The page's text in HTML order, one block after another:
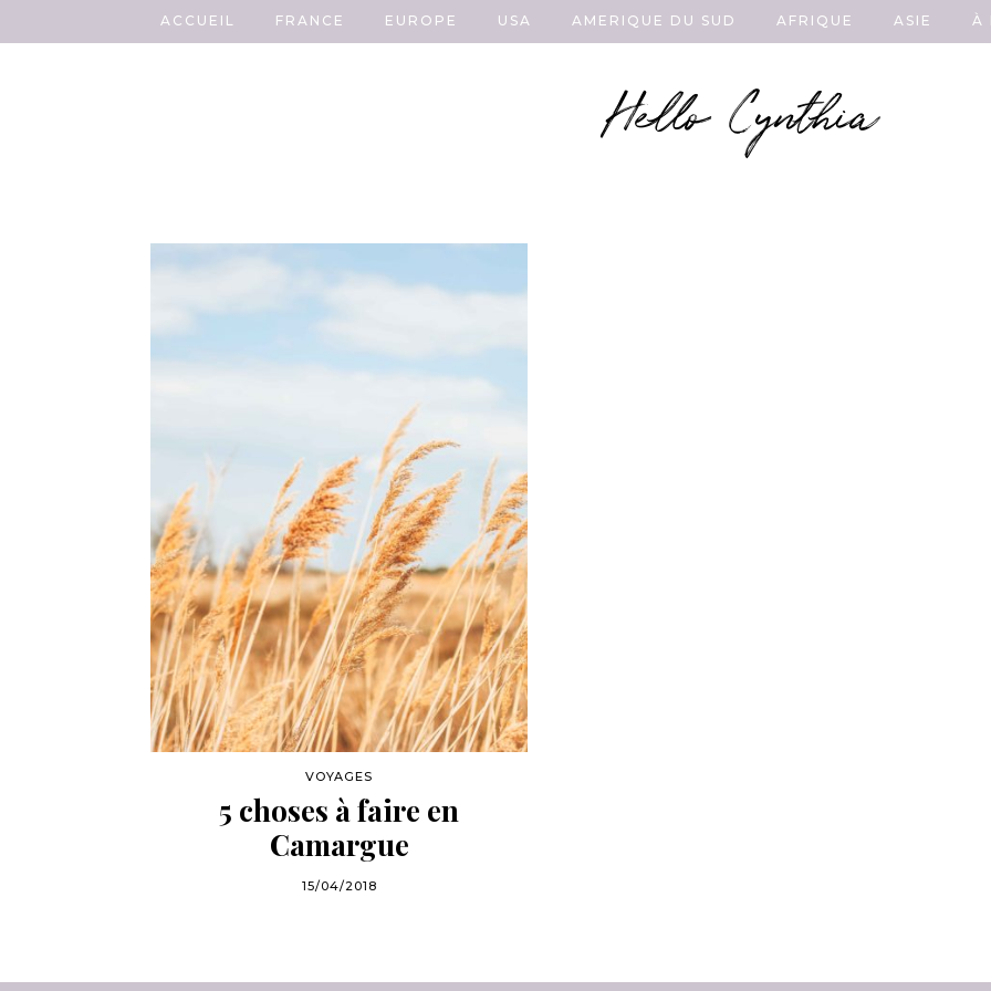
Hello Cynthia
ACCUEIL FRANCE EUROPE USA AMERIQUE DU SUD AFRIQUE ASIE À
VOYAGES
5 choses à faire en
Camargue
15/04/2018